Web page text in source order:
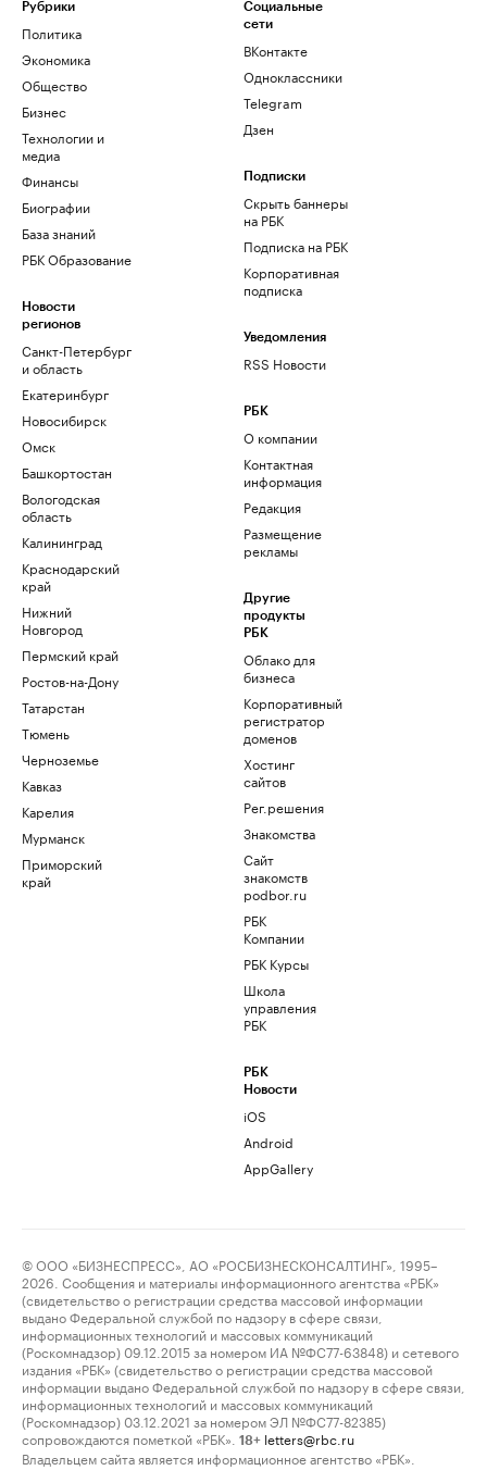
Рубрики
Политика
Экономика
Общество
Бизнес
Технологии и
медиа
Финансы
Биографии
База знаний
РБК Образование
Новости
регионов
Санкт-Петербург
и область
Екатеринбург
Новосибирск
Омск
Башкортостан
Вологодская
область
Калининград
Краснодарский
край
Нижний
Новгород
Пермский край
Ростов-на-Дону
Татарстан
Тюмень
Черноземье
Кавказ
Карелия
Мурманск
Приморский
край
Социальные
сети
ВКонтакте
Одноклассники
Telegram
Дзен
Подписки
Скрыть баннеры
на РБК
Подписка на РБК
Корпоративная
подписка
Уведомления
RSS Новости
РБК
О компании
Контактная
информация
Редакция
Размещение
рекламы
Другие
продукты
РБК
Облако для
бизнеса
Корпоративный
регистратор
доменов
Хостинг
сайтов
Рег.решения
Знакомства
Сайт
знакомств
podbor.ru
РБК
Компании
РБК Курсы
Школа
управления
РБК
РБК
Новости
iOS
Android
AppGallery
© ООО «БИЗНЕСПРЕСС», АО «РОСБИЗНЕСКОНСАЛТИНГ», 1995–
2026. Сообщения и материалы информационного агентства «РБК»
(свидетельство о регистрации средства массовой информации
выдано Федеральной службой по надзору в сфере связи,
информационных технологий и массовых коммуникаций
(Роскомнадзор) 09.12.2015 за номером ИА №ФС77-63848) и сетевого
издания «РБК» (свидетельство о регистрации средства массовой
информации выдано Федеральной службой по надзору в сфере связи,
информационных технологий и массовых коммуникаций
(Роскомнадзор) 03.12.2021 за номером ЭЛ №ФС77-82385)
сопровождаются пометкой «РБК».
18+ letters@rbc.ru
Владельцем сайта является информационное агентство «РБК».